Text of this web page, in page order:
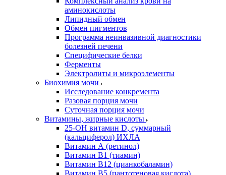
аминокислоты
Липидный обмен
Обмен пигментов
Программа неинвазивной диагностики
болезней печени
Специфические белки
Ферменты
Электролиты и микроэлементы
Биохимия мочи
Исследование конкремента
Разовая порция мочи
Суточная порция мочи
Витамины, жирные кислоты
25-OH витамин D, суммарный
(кальциферол) ИХЛА
Витамин А (ретинол)
Витамин В1 (тиамин)
Витамин В12 (цианкобаламин)
Витамин В5 (пантотеновая кислота)